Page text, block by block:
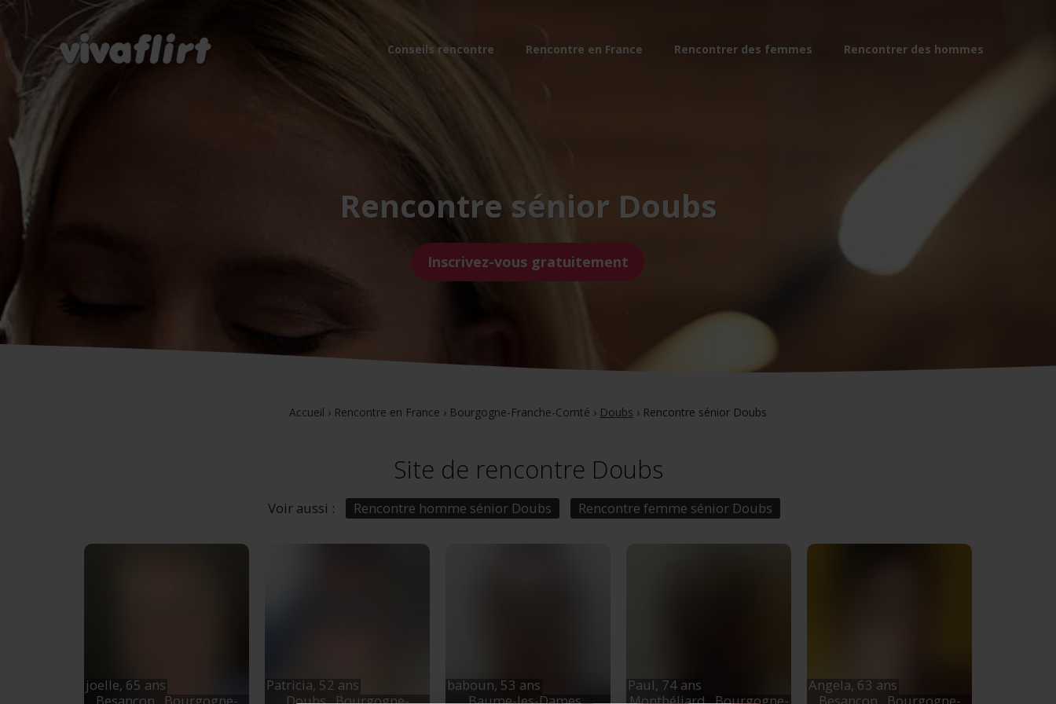
Conseils rencontre Rencontre en France Rencontrer des femmes Rencontrer des hommes
Rencontre sénior Doubs
Inscrivez-vous gratuitement
Accueil › Rencontre en France › Bourgogne-Franche-Comté › Doubs › Rencontre sénior Doubs
Site de rencontre Doubs
Voir aussi : Rencontre homme sénior Doubs Rencontre femme sénior Doubs
joelle, 65 ans
Besançon , Bourgogne-
Patricia, 52 ans
Doubs, Bourgogne-
baboun, 53 ans
Baume-les-Dames,
Paul, 74 ans
Montbéliard, Bourgogne-
Angela, 63 ans
Besançon , Bourgogne-